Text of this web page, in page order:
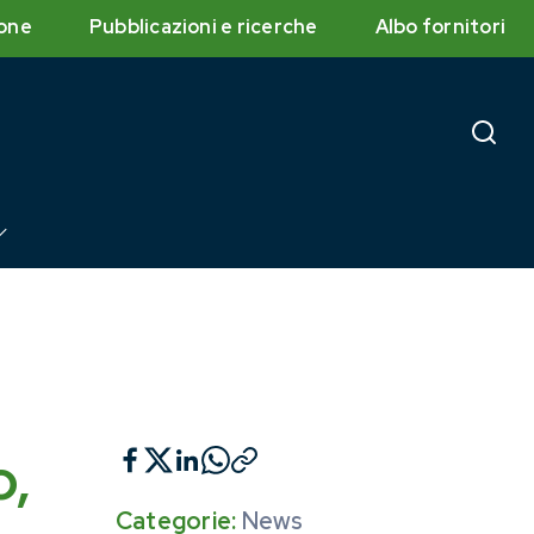
Pubblicazioni e ricerche Albo fornitori
Categorie: News